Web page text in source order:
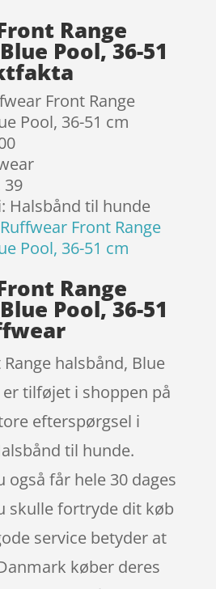
Range
Pool, 36-51
Front Range
Pool, 36-51 cm
39
Halsbånd til hunde
Ruffwear Front Range
Pool, 36-51 cm
Range
Pool, 36-51
halsbånd, Blue
er tilføjet i shoppen på
efterspørgsel i
til hunde.
også får hele 30 dages
skulle fortryde dit køb
service betyder at
køber deres